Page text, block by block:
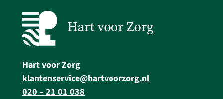
Hart voor Zorg
klantenservice@hartvoorzorg.nl
020 – 21 01 038